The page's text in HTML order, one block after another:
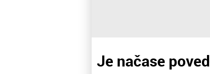
Je načase